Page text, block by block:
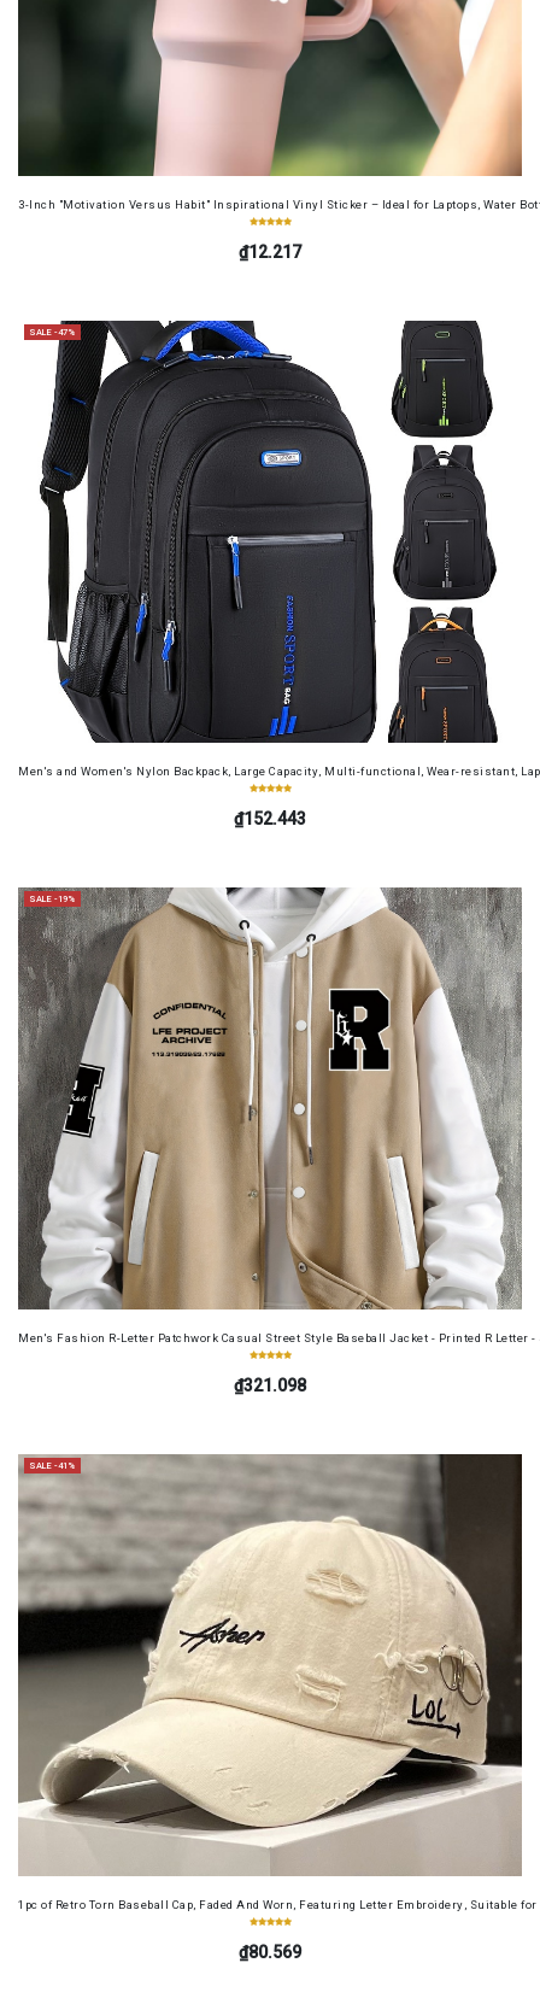
3-Inch "Motivation Versus Habit" Inspirational Vinyl Sticker – Ideal for Laptops, Water
₫12.217
SALE -47%
Men's and Women's Nylon Backpack, Large Capacity, Multi-functional, Wear-resistant,
₫152.443
SALE -19%
Men's Fashion R-Letter Patchwork Casual Street Style Baseball Jacket - Printed R Letter -
₫321.098
SALE -41%
1pc of Retro Torn Baseball Cap, Faded And Worn, Featuring Letter Embroidery, Suitable
₫80.569